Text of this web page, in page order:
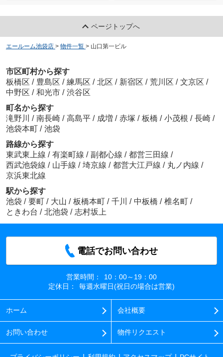
ページトップへ
エールーム池袋店 > 物件一覧 > 山口第一ビル
市区町村から探す
板橋区 / 豊島区 / 練馬区 / 北区 / 新宿区 / 荒川区 / 文京区 /
中野区 / 和光市 / 渋谷区
町名から探す
滝野川 / 南長崎 / 高島平 / 成増 / 赤塚 / 板橋 / 小茂根 / 長崎 /
池袋本町 / 池袋
路線から探す
東武東上線 / 有楽町線 / 副都心線 / 都営三田線 /
西武池袋線 / 山手線 / 埼京線 / 都営大江戸線 / 丸ノ内線 /
京浜東北線
駅から探す
池袋 / 要町 / 大山 / 板橋本町 / 千川 / 中板橋 / 椎名町 /
ときわ台 / 北池袋 / 志村坂上
電話でお問い合わせ
営業時間：
10：00～19：00
定休日：
毎週水曜日(祝日の場合は営業)
ホーム 会社概要
お問い合わせ 物件リクエスト